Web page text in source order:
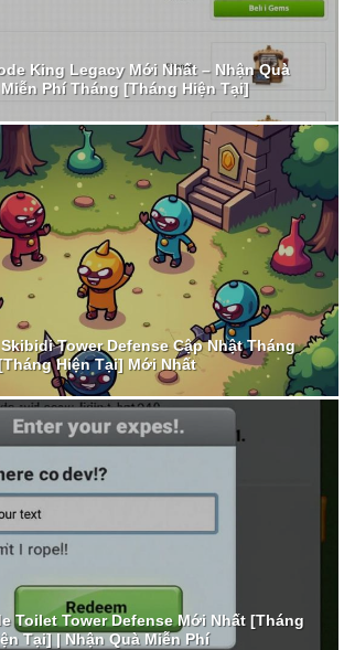
King Legacy Mới Nhất – Nhận Quà
Phí Tháng [Tháng Hiện Tại]
Tower Defense Cập Nhật Tháng
Hiện Tại] Mới Nhất
Toilet Tower Defense Mới Nhất [Tháng
Tại] | Nhận Quà Miễn Phí